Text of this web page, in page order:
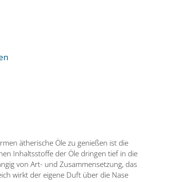
ätherische Öle zu genießen ist die
Inhaltsstoffe der Öle dringen tief in die
von Art- und Zusammensetzung, das
wirkt der eigene Duft über die Nase